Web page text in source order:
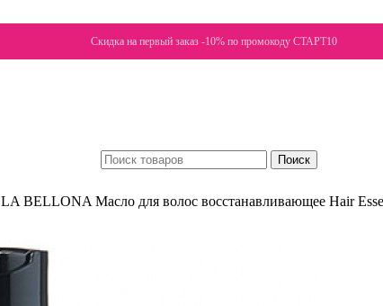
Скидка на первый заказ -10% по промокоду СТАРТ10
Поиск
LA BELLONA Масло для волос восстанавливающее Hair